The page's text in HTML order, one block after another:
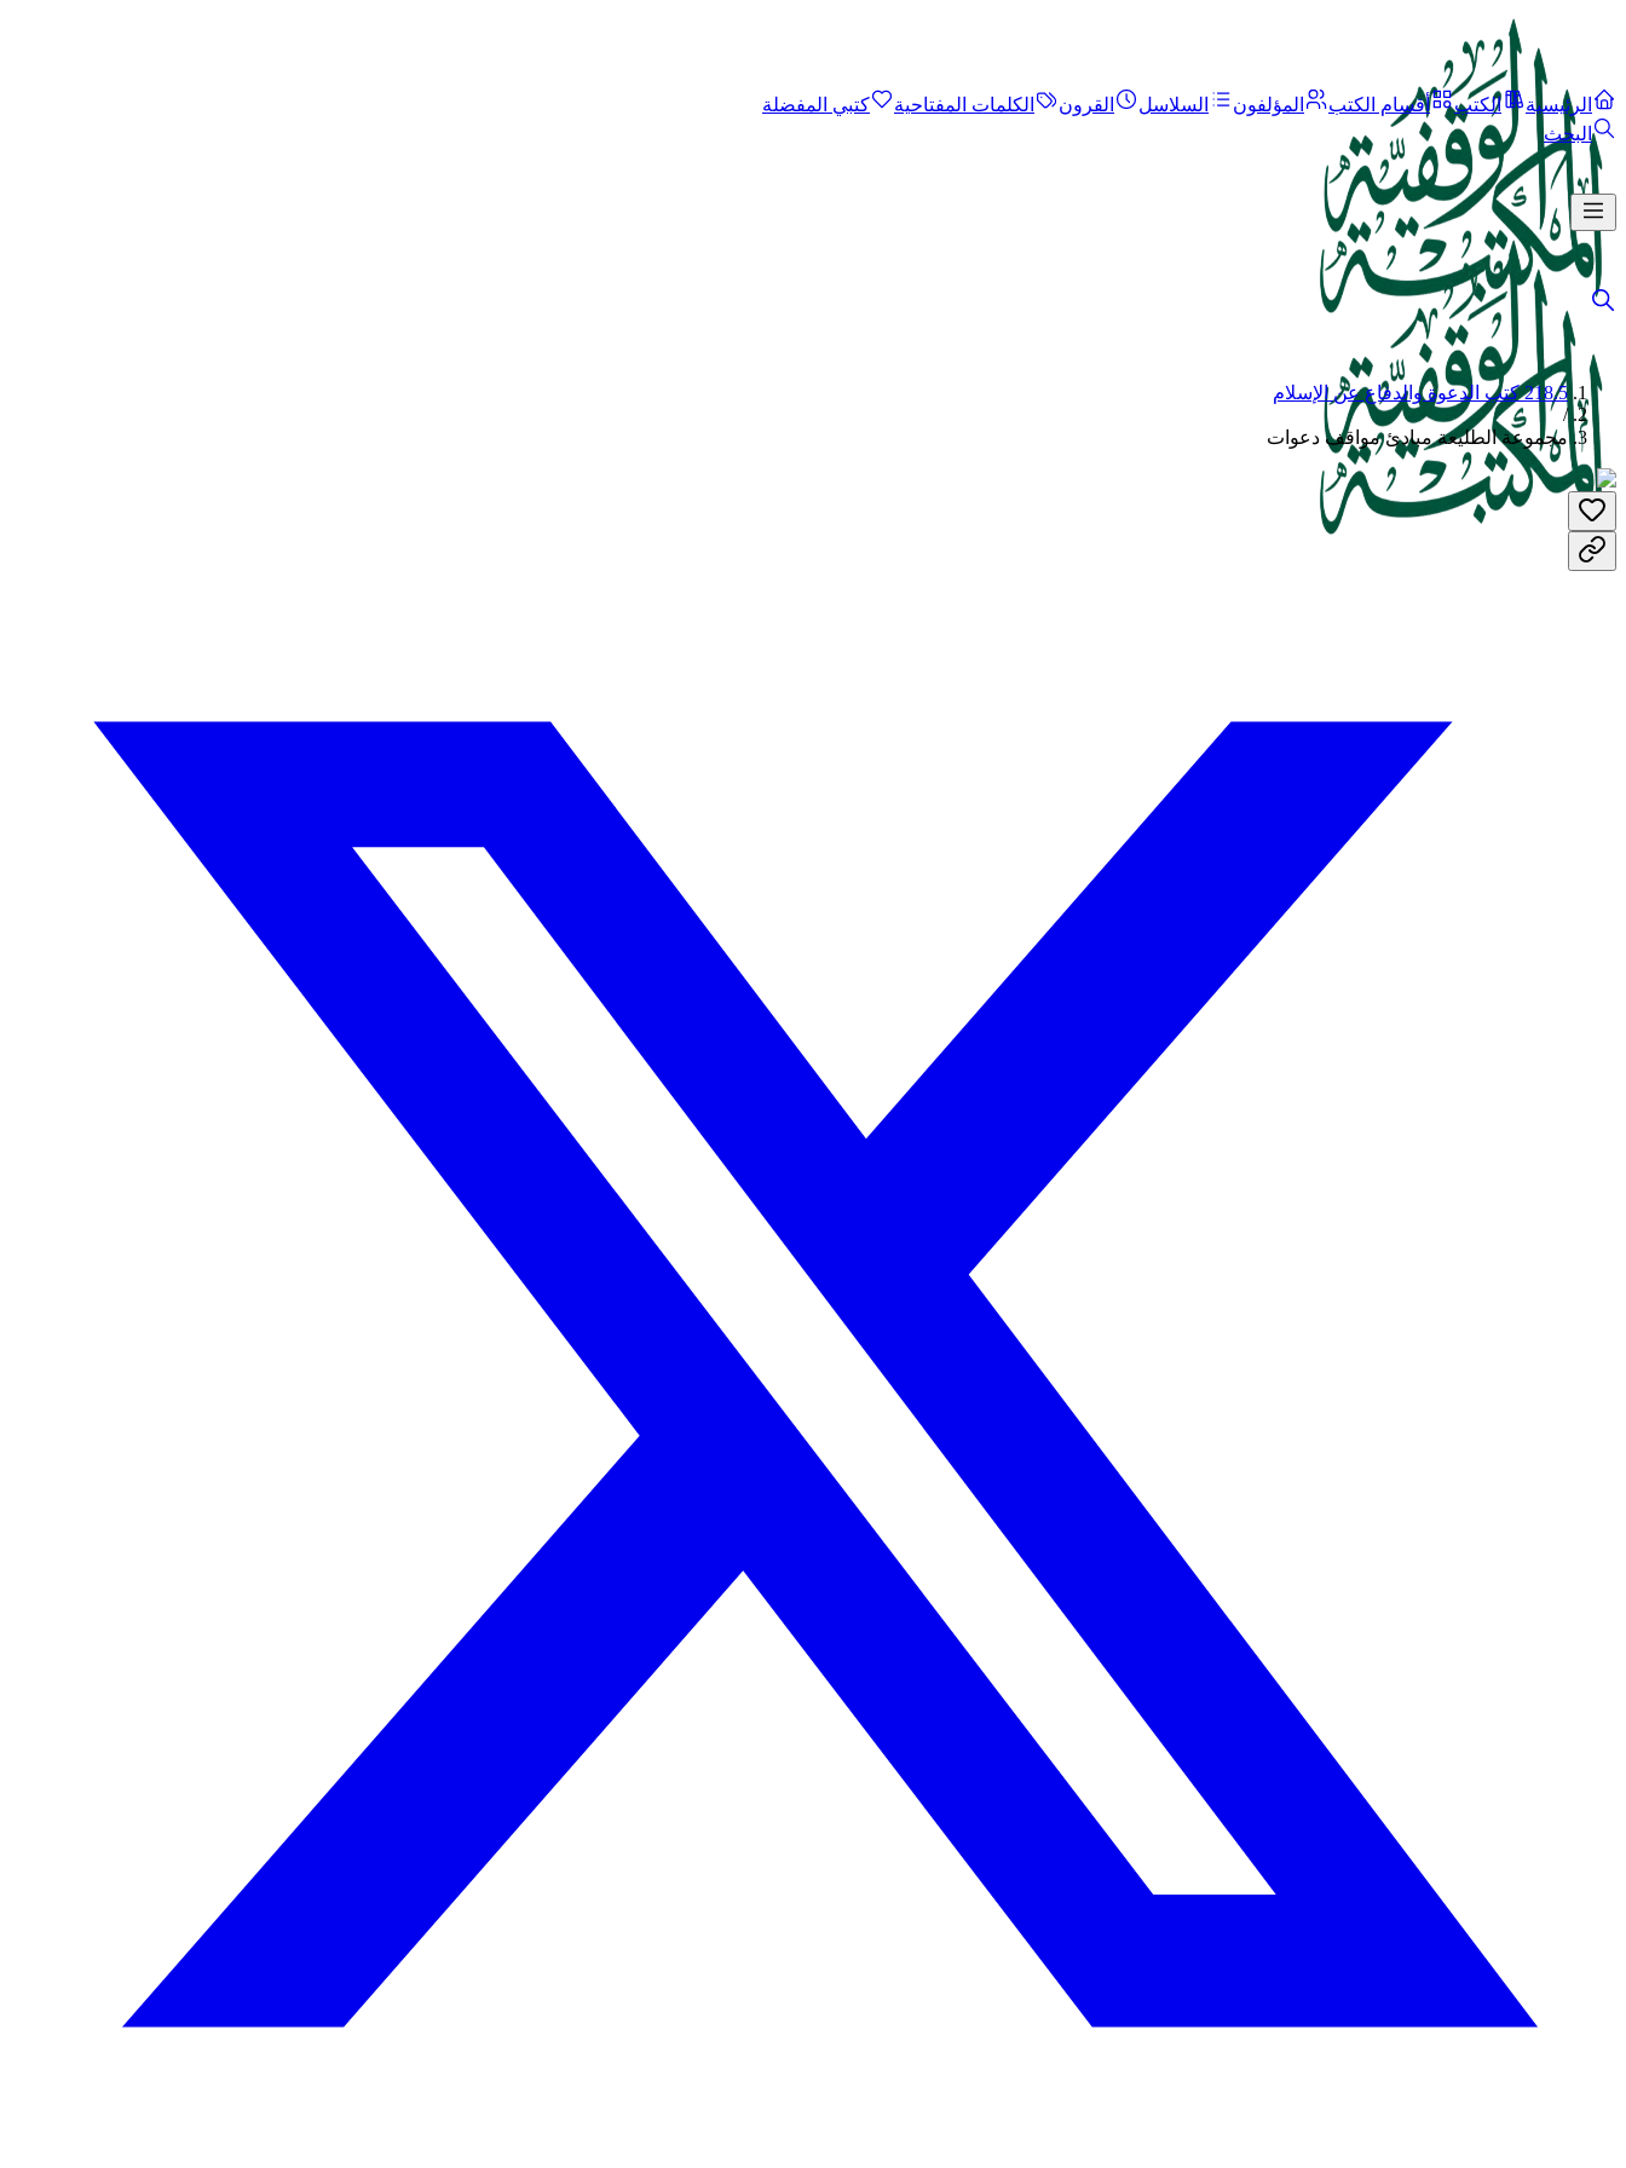
الرئيسية الكتب أقسام الكتب المؤلفون السلاسل القرون الكلمات المفتاحية
كتبي المفضلة
البحث
218.5 كتب الدعوة والدفاع عن الإسلام
/
مجموعة الطليعة مبادئ مواقف دعوات